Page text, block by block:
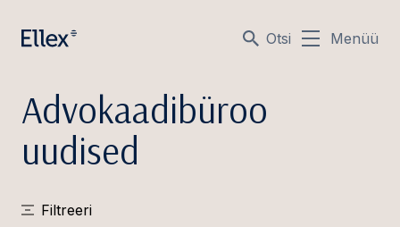
Otsi Menüü
Advokaadibüroo
uudised
Filtreeri